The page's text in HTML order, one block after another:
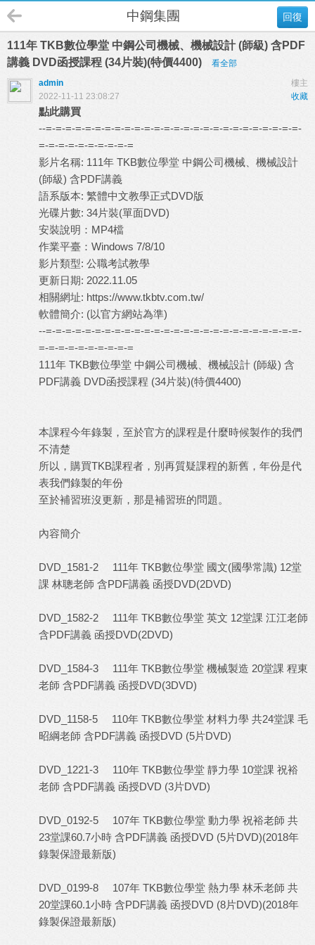
回復
中鋼集團
111年 TKB數位學堂 中鋼公司機械、機械設計 (師級) 含PDF
講義 DVD函授課程 (34片裝)(特價4400)
看全部
樓主
admin
收藏
2022-11-11 23:08:27
點此購買
--=-=-=-=-=-=-=-=-=-=-=-=-=-=-=-=-=-=-=-=-=-=-=-=-=-=-
=-=-=-=-=-=-=-=-=-=
影片名稱: 111年 TKB數位學堂 中鋼公司機械、機械設計
(師級) 含PDF講義
語系版本: 繁體中文教學正式DVD版
光碟片數: 34片裝(單面DVD)
安裝說明：MP4檔
作業平臺：Windows 7/8/10
影片類型: 公職考試教學
更新日期: 2022.11.05
相關網址: https://www.tkbtv.com.tw/
軟體簡介: (以官方網站為準)
--=-=-=-=-=-=-=-=-=-=-=-=-=-=-=-=-=-=-=-=-=-=-=-=-=-=-
=-=-=-=-=-=-=-=-=-=
111年 TKB數位學堂 中鋼公司機械、機械設計 (師級) 含
PDF講義 DVD函授課程 (34片裝)(特價4400)
本課程今年錄製，至於官方的課程是什麼時候製作的我們
不清楚
所以，購買TKB課程者，別再質疑課程的新舊，年份是代
表我們錄製的年份
至於補習班沒更新，那是補習班的問題。
內容簡介
DVD_1581-2 111年 TKB數位學堂 國文(國學常識) 12堂
課 林聰老師 含PDF講義 函授DVD(2DVD)
DVD_1582-2 111年 TKB數位學堂 英文 12堂課 江江老師
含PDF講義 函授DVD(2DVD)
DVD_1584-3 111年 TKB數位學堂 機械製造 20堂課 程東
老師 含PDF講義 函授DVD(3DVD)
DVD_1158-5 110年 TKB數位學堂 材料力學 共24堂課 毛
昭綱老師 含PDF講義 函授DVD (5片DVD)
DVD_1221-3 110年 TKB數位學堂 靜力學 10堂課 祝裕
老師 含PDF講義 函授DVD (3片DVD)
DVD_0192-5 107年 TKB數位學堂 動力學 祝裕老師 共
23堂課60.7小時 含PDF講義 函授DVD (5片DVD)(2018年
錄製保證最新版)
DVD_0199-8 107年 TKB數位學堂 熱力學 林禾老師 共
20堂課60.1小時 含PDF講義 函授DVD (8片DVD)(2018年
錄製保證最新版)